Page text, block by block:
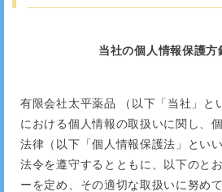
当社の個人情報保護方
有限会社太平薬品 （以下「当社」と
における個人情報の取扱いに関し、
法律（以下「個人情報保護法」とい
法令を遵守するとともに、以下のと
ーを定め、その適切な取扱いに努め